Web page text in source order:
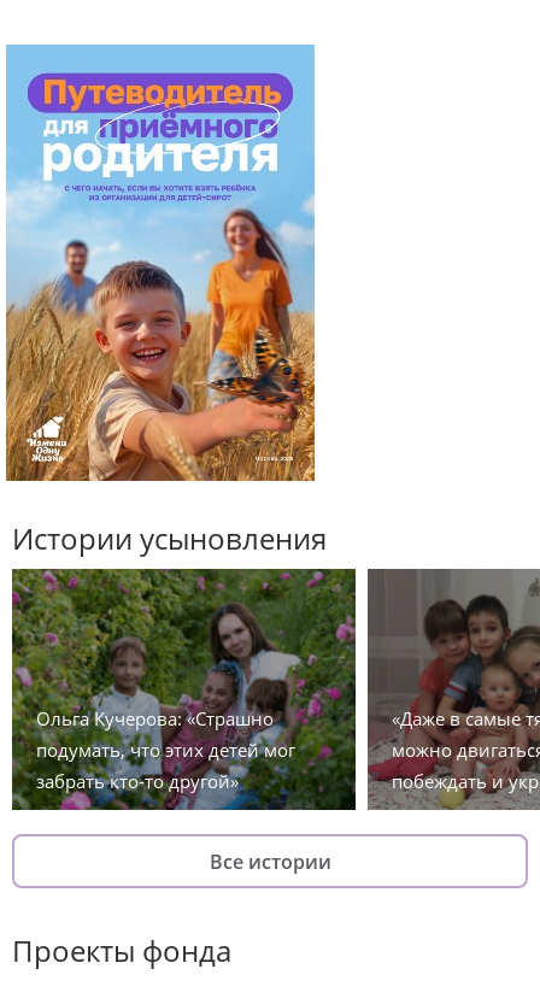
Истории усыновления
Ольга Кучерова: «Страшно
подумать, что этих детей мог
забрать кто-то другой»
«Даже в самые
можно
побеждать и
Все истории
Проекты фонда